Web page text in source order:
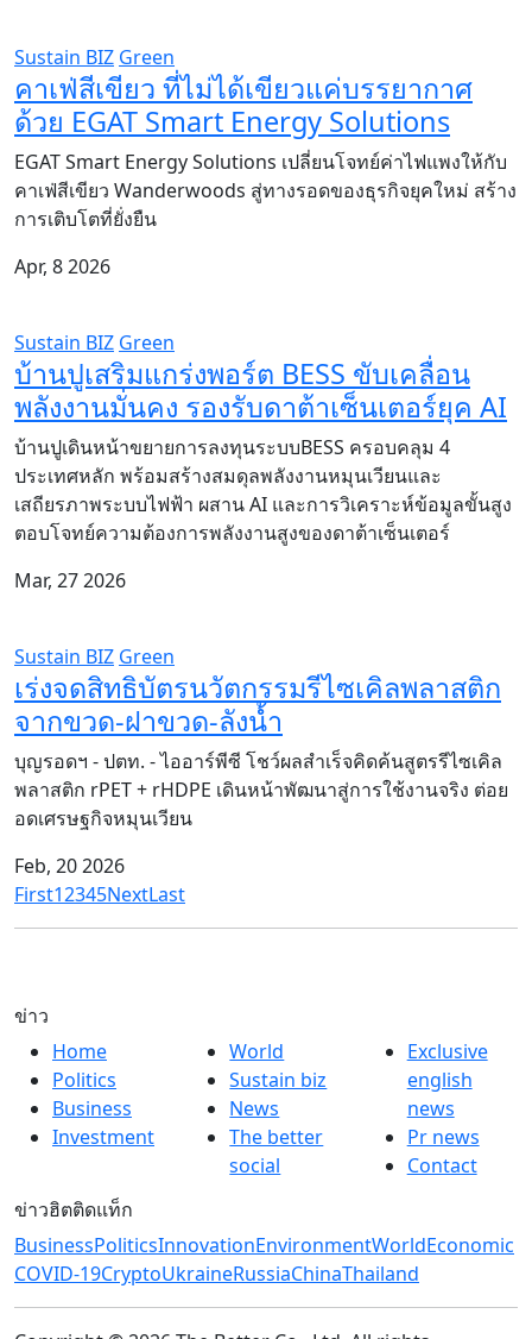
Sustain BIZ Green
คาเฟ่สีเขียว ที่ไม่ได้เขียวแค่บรรยากาศ
ด้วย EGAT Smart Energy Solutions
EGAT Smart Energy Solutions เปลี่ยนโจทย์ค่าไฟแพงให้กับ
คาเฟ่สีเขียว Wanderwoods สู่ทางรอดของธุรกิจยุคใหม่ สร้าง
การเติบโตที่ยั่งยืน
Apr, 8 2026
Sustain BIZ Green
บ้านปูเสริมแกร่งพอร์ต BESS ขับเคลื่อน
พลังงานมั่นคง รองรับดาต้าเซ็นเตอร์ยุค AI
บ้านปูเดินหน้าขยายการลงทุนระบบBESS ครอบคลุม 4
ประเทศหลัก พร้อมสร้างสมดุลพลังงานหมุนเวียนและ
เสถียรภาพระบบไฟฟ้า ผสาน AI และการวิเคราะห์ข้อมูลขั้นสูง
ตอบโจทย์ความต้องการพลังงานสูงของดาต้าเซ็นเตอร์
Mar, 27 2026
Sustain BIZ Green
เร่งจดสิทธิบัตรนวัตกรรมรีไซเคิลพลาสติก
จากขวด-ฝาขวด-ลังน้ำ
บุญรอดฯ - ปตท. - ไออาร์พีซี โชว์ผลสำเร็จคิดค้นสูตรรีไซเคิล
พลาสติก rPET + rHDPE เดินหน้าพัฒนาสู่การใช้งานจริง ต่อย
อดเศรษฐกิจหมุนเวียน
Feb, 20 2026
First12345NextLast
ข่าว
Home
Politics
Business
Investment
World
Sustain biz
News
The better
social
Exclusive
english
news
Pr news
Contact
ข่าวฮิตติดแท็ก
BusinessPoliticsInnovationEnvironmentWorldEconomic
COVID-19CryptoUkraineRussiaChinaThailand